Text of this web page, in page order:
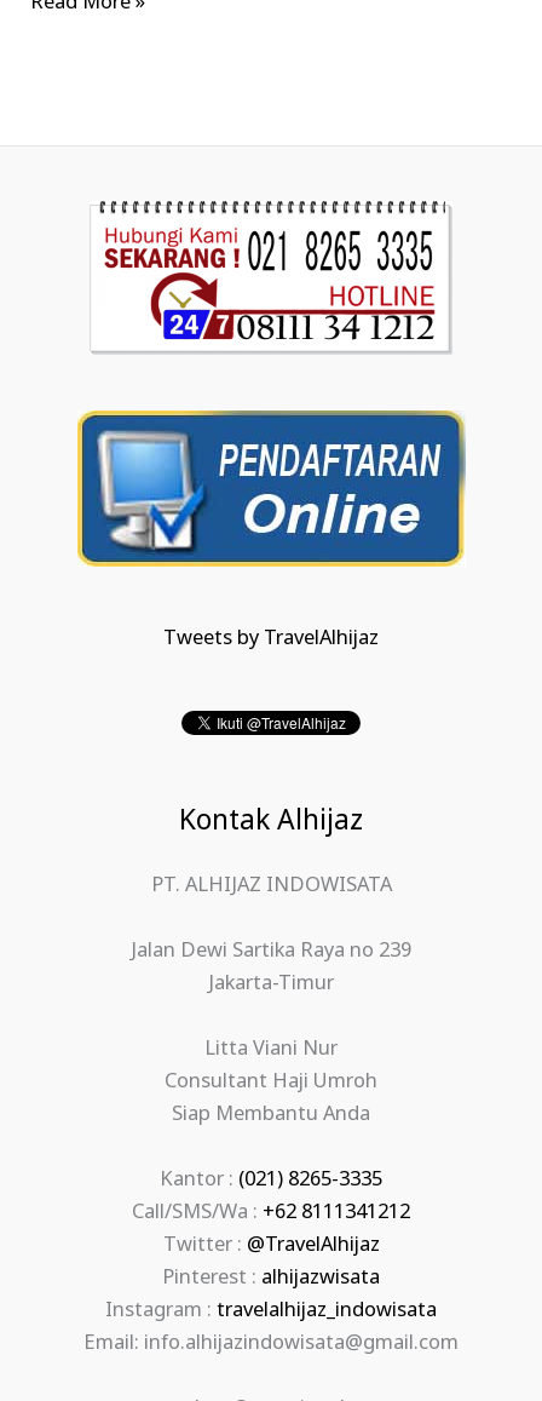
Tweets by TravelAlhijaz
Kontak Alhijaz
PT. ALHIJAZ INDOWISATA
Jalan Dewi Sartika Raya no 239
Jakarta-Timur
Litta Viani Nur
Consultant Haji Umroh
Siap Membantu Anda
Kantor : (021) 8265-3335
Call/SMS/Wa : +62 8111341212
Twitter : @TravelAlhijaz
Pinterest : alhijazwisata
Instagram : travelalhijaz_indowisata
Email: info.alhijazindowisata@gmail.com